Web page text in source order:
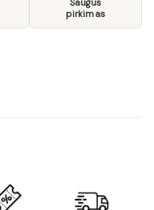
Saugus
pirkimas